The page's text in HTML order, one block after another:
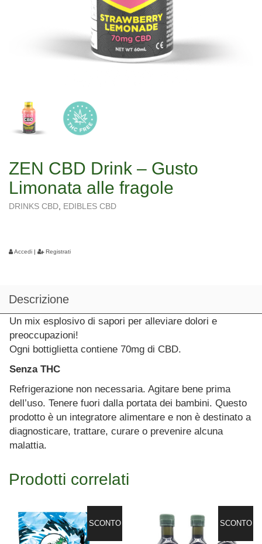
ZEN CBD Drink – Gusto
Limonata alle fragole
DRINKS CBD EDIBLES CBD
Accedi | Registrati
Descrizione
Un mix esplosivo di sapori per alleviare dolori e
preoccupazioni!
Ogni bottiglietta contiene 70mg di CBD.
Senza THC
Refrigerazione non necessaria. Agitare bene prima
dell’uso. Tenere fuori dalla portata dei bambini. Questo
prodotto è un integratore alimentare e non è destinato a
diagnosticare, trattare, curare o prevenire alcuna
malattia.
Prodotti correlati
SCONTO SCONTO